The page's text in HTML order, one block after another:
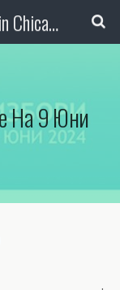
The Bulgarian Media Portal in Chicago
На 9 Юни
.